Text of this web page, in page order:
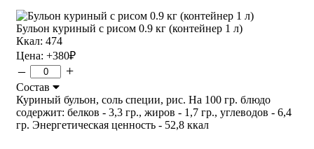
Бульон куриный с рисом 0.9 кг (контейнер 1 л)
Ккал: 474
Цена: +380₽
– +
Состав
Куриный бульон, соль специи, рис. На 100 гр. блюдо
содержит: белков - 3,3 гр., жиров - 1,7 гр., углеводов - 6,4
гр. Энергетическая ценность - 52,8 ккал